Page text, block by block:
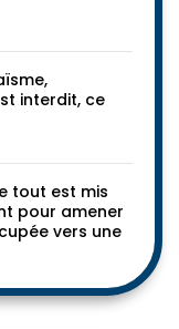
interdit, ce
tout est mis
pour amener
vers une